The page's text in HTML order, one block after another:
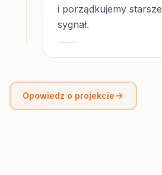
i porządkujemy
sygnał.
Opowiedz o projekcie